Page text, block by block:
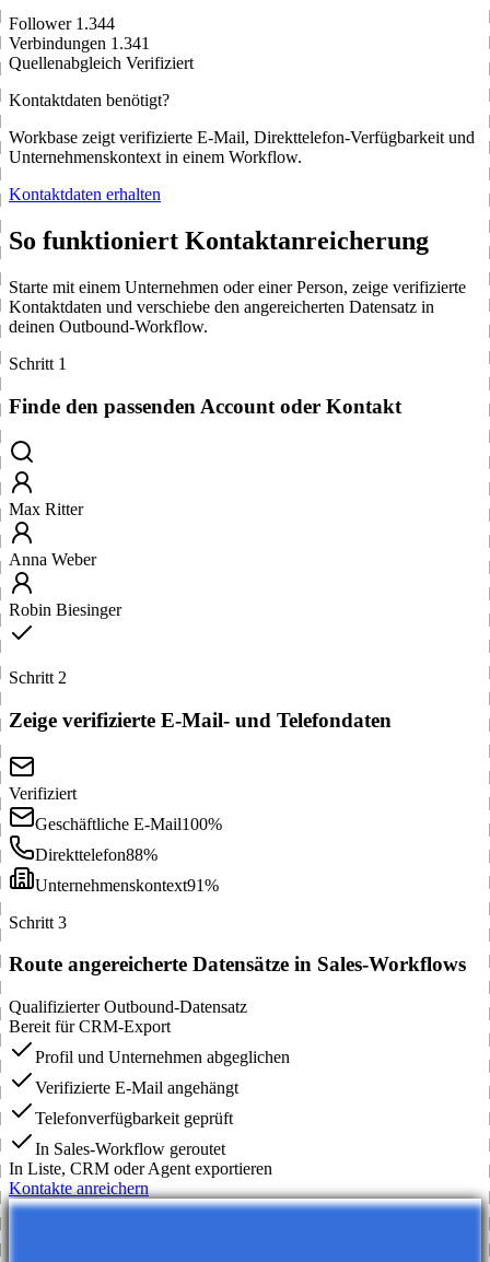
Follower 1.344
Verbindungen 1.341
Quellenabgleich Verifiziert
Kontaktdaten benötigt?
Workbase zeigt verifizierte E-Mail, Direkttelefon-Verfügbarkeit und
Unternehmenskontext in einem Workflow.
Kontaktdaten erhalten
So funktioniert Kontaktanreicherung
Starte mit einem Unternehmen oder einer Person, zeige verifizierte
Kontaktdaten und verschiebe den angereicherten Datensatz in
deinen Outbound-Workflow.
Schritt 1
Finde den passenden Account oder Kontakt
Max Ritter
Anna Weber
Robin Biesinger
Schritt 2
Zeige verifizierte E-Mail- und Telefondaten
Verifiziert
Geschäftliche E-Mail100%
Direkttelefon88%
Unternehmenskontext91%
Schritt 3
Route angereicherte Datensätze in Sales-Workflows
Qualifizierter Outbound-Datensatz
Bereit für CRM-Export
Profil und Unternehmen abgeglichen
Verifizierte E-Mail angehängt
Telefonverfügbarkeit geprüft
In Sales-Workflow geroutet
In Liste, CRM oder Agent exportieren
Kontakte anreichern